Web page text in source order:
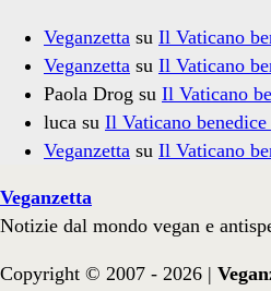
Veganzetta su Il Vaticano
Veganzetta su Il Vaticano
Paola Drog su Il Vaticano
luca su Il Vaticano
Veganzetta su Il Vaticano
Veganzetta
Notizie dal mondo vegan e
Copyright © 2007 - 2026 |